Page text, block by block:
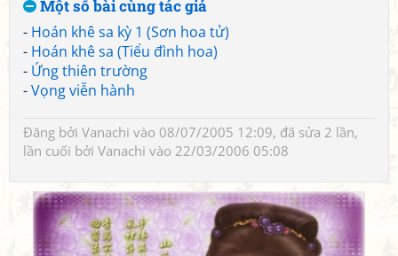
Một số bài cùng tác giả
- Hoán khê sa kỳ 1 (Sơn hoa tử)
- Hoán khê sa (Tiểu đình hoa)
- Ứng thiên trường
-Vọng viễn hành
Đăng bởi Vanachi vào 08/07/2005 12:09, đã sửa 2 lần,
lần cuối bởi Vanachi vào 22/03/2006 05:08